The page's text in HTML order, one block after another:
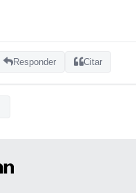
Responder Citar